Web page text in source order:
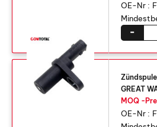
OE-Nr :
-
GREAT
MOQ -
OE-Nr :